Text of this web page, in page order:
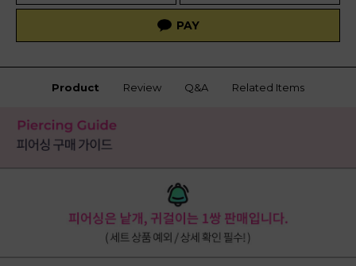
Product Review Q&A Related Items